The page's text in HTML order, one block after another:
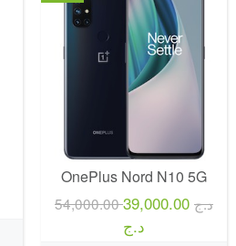
OnePlus Nord N10 5G
54,000.00 د.ج 39,000.00
د.ج